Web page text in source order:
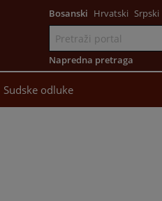
Bosanski Hrvatski Srpski
Napredna pretraga
Sudske odluke